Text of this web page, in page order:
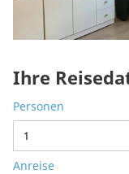
Ihre
Personen
Anreise